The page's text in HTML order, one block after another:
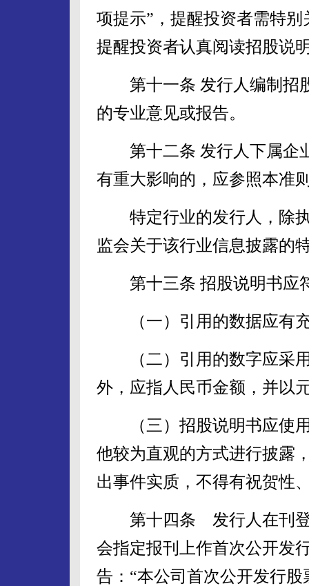
项提示”，提醒投资者需特
提醒投资者认真阅读招股说
第十一条 发行人编制招
的专业意见或报告。
第十二条 发行人下属企
有重大影响的，应参照本准
特定行业的发行人，除执
监会关于该行业信息披露的
第十三条 招股说明书应
（一）引用的数据应有充
（二）引用的数字应采用
外，应指人民币金额，并以
（三）招股说明书应使用
他较为直观的方式进行披露
出事件实质，不得有祝贺性
第十四条 发行人在刊登
会指定报刊上作首次公开发
告：“本公司首次公开发行